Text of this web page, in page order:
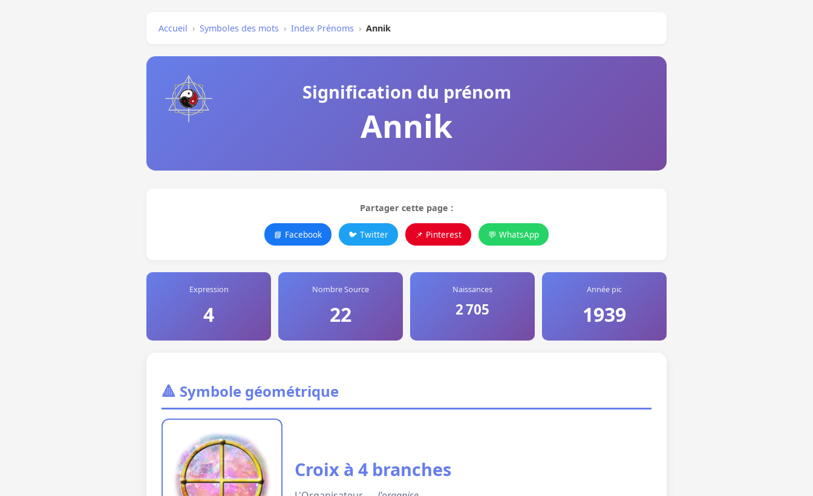
Accueil › Symboles des mots › Index Prénoms › Annik
Signification du prénom
Annik
Partager cette page :
📘 Facebook 🐦 Twitter 📌 Pinterest 💬 WhatsApp
Expression
4
Nombre Source
22
Naissances
2 705
Année pic
1939
🔺 Symbole géométrique
Croix à 4 branches